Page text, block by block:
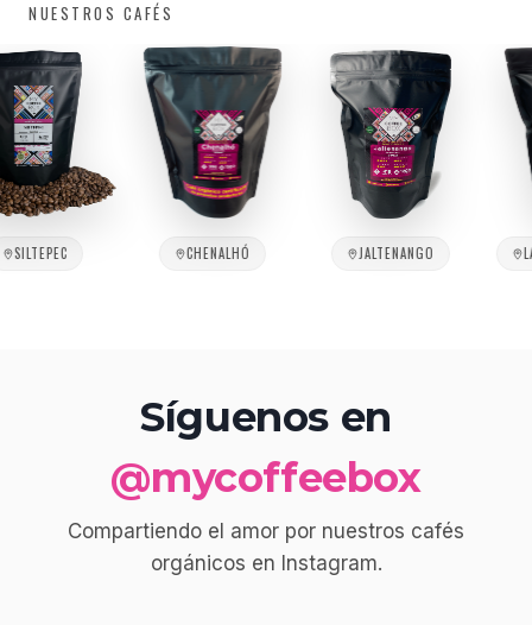
NUESTROS CAFÉS
CHENALHÓ JALTENANGO LAS
Síguenos en
@mycoffeebox
Compartiendo el amor por nuestros cafés
orgánicos en Instagram.